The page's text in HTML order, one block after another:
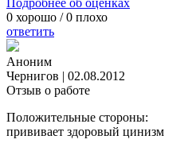
Подробнее об оценках
0 хорошо /0 плохо
ответить
Аноним
Чернигов | 02.08.2012
Отзыв о работе
Положительные стороны:
прививает здоровый цинизм